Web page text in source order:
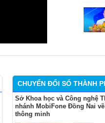
CHUYỂN ĐỔI SỐ THÀNH
Sở Khoa học và Công nghệ
nhánh MobiFone Đồng Nai
thông minh